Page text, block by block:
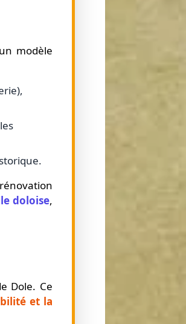
modèle
doloise,
Dole. Ce
et la